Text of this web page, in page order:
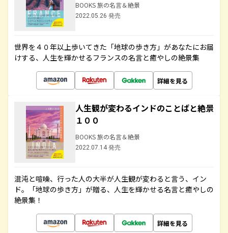
BOOKS 旅の名言＆絶景
2022.05.26 発売
世界を４０年以上歩いてきた「地球の歩き方」があなたにお届
けする、人生を輝かせるフランスの名言と癒やしの絶景集
詳細を見る
人生観が変わるインドのことばと絶景
１００
BOOKS 旅の名言＆絶景
2022.07.14 発売
混沌と喧噪、行った人の大半が人生観が変わると言う、イン
ド。「地球の歩き方」が贈る、人生を輝かせる名言と癒やしの
絶景集！
詳細を見る